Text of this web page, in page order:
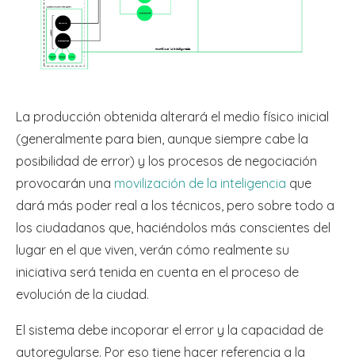
La producción obtenida alterará el medio físico inicial
(generalmente para bien, aunque siempre cabe la
posibilidad de error) y los procesos de negociación
provocarán una movilización de la inteligencia que
dará más poder real a los técnicos, pero sobre todo a
los ciudadanos que, haciéndolos más conscientes del
lugar en el que viven, verán cómo realmente su
iniciativa será tenida en cuenta en el proceso de
evolución de la ciudad.
El sistema debe incoporar el error y la capacidad de
autoregularse. Por eso tiene hacer referencia a la